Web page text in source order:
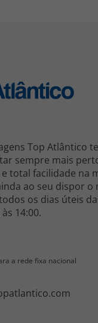
Top Atlântico
sempre mais
total facilidade na
ao seu dispor o
os dias úteis
14:00.
a rede fixa nacional